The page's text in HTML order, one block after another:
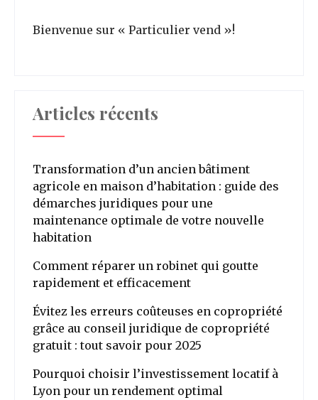
Bienvenue sur « Particulier vend »!
Articles récents
Transformation d’un ancien bâtiment
agricole en maison d’habitation : guide des
démarches juridiques pour une
maintenance optimale de votre nouvelle
habitation
Comment réparer un robinet qui goutte
rapidement et efficacement
Évitez les erreurs coûteuses en copropriété
grâce au conseil juridique de copropriété
gratuit : tout savoir pour 2025
Pourquoi choisir l’investissement locatif à
Lyon pour un rendement optimal